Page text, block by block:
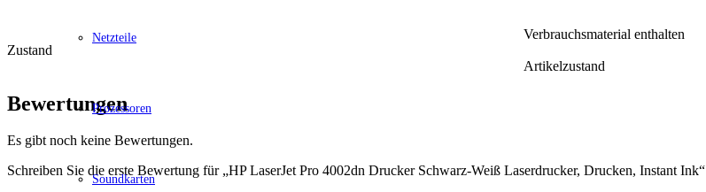
Netzteile
Prozessoren
Soundkarten
Verbrauchsmaterial enthalten
Zustand
Artikelzustand
Bewertungen
Es gibt noch keine Bewertungen.
Schreiben Sie die erste Bewertung für „HP LaserJet Pro 4002dn Drucker Schwarz-Weiß Laserdrucker, Drucken, Instant Ink“